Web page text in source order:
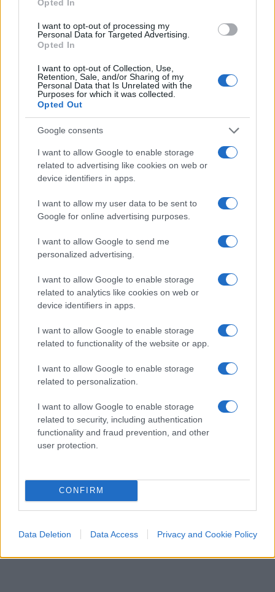
Opted In
I want to opt-out of processing my
Personal Data for Targeted Advertising.
Opted In
I want to opt-out of Collection, Use,
Retention, Sale, and/or Sharing of my
Personal Data that Is Unrelated with the
Purposes for which it was collected.
Opted Out
Google consents
I want to allow Google to enable storage
related to advertising like cookies on web or
device identifiers in apps.
I want to allow my user data to be sent to
Google for online advertising purposes.
I want to allow Google to send me
personalized advertising.
I want to allow Google to enable storage
related to analytics like cookies on web or
device identifiers in apps.
I want to allow Google to enable storage
related to functionality of the website or app.
I want to allow Google to enable storage
related to personalization.
I want to allow Google to enable storage
related to security, including authentication
functionality and fraud prevention, and other
user protection.
CONFIRM
Data Deletion Data Access Privacy and Cookie Policy
ultracinquantenni e alle persone clinicamente
vulnerabili.
i vaccini è efficace al 33% contro la malattia
sintomatica daB.1.617.2.Hancock ha spiegato che
assumere entrambe le dosi del vaccino è
La preoccupazione per l’aumento dei casi in Gran
Bretagna della variante trovata per la prima volta
in India ha spinto la Germania a dichiarare
Regno Unito deve essere messo in quarantena per
due settimane.
Sempre venerdì scorso, il capo dell’istituto di
sanità pubblica tedesco aveva affermato che i
vaccini COVID-19 esistenti potrebbero essere
meno efficaci contro la varianteB.1.617.2.
Ora le notizie che arrivano da Londra, invece,
creano un quadro meno preoccupante della
vicenda e fanno pensare sempre più rapidamente
ad una gestione della Pandemia attraverso la
Commenta per primo